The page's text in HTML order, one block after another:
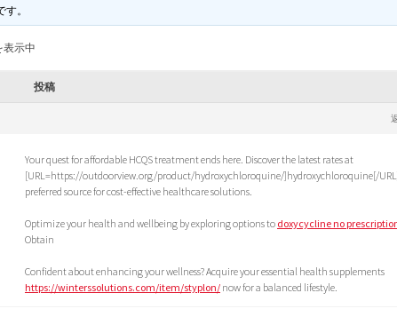
。
表示中
投稿
Your quest for affordable HCQS treatment ends here. Discover the latest rates at
[URL=https://outdoorview.org/product/hydroxychloroquine/]hydroxychloroquine[/
preferred source for cost-effective healthcare solutions.
Optimize your health and wellbeing by exploring options to doxycycline no
Obtain
Confident about enhancing your wellness? Acquire your essential health supplements
https://winterssolutions.com/item/styplon/ now for a balanced lifestyle.